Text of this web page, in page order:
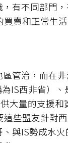
有不同部門
賣和正常生
管治，而在
IS西非省）
大量的支援
些盟友針對
與IS勢成水